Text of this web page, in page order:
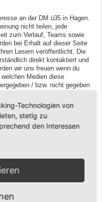
an der DM ü35 in Hagen.
nicht teilen, jede
zum Verlauf, Teams sowie
bei Erhalt auf dieser Seite
Lesern veröffentlicht. Die
direkt kontaktiert und
wir uns freuen wenn du
Medien diese
/ bzw. nicht gegeben
daran erinnern, dass deine
(und wir reden hier von
beantwortet wurde.
meiner langen Antwort zu
auch herzlich auf ein
auf tolle Basketballspiele.
Technologien von
stetig zu
den Interessen